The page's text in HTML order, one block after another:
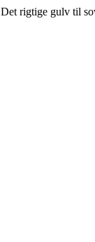
Det rigtige gulv til